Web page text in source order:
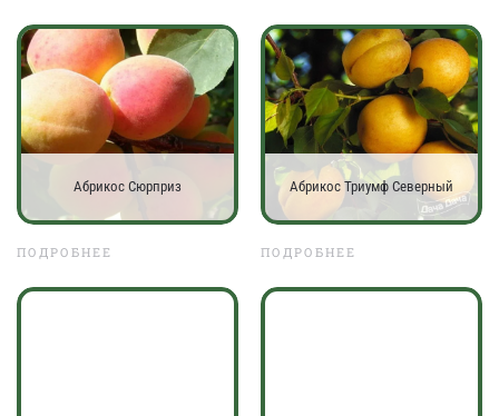
Абрикос Сюрприз
ПОДРОБНЕЕ
Абрикос Триумф Северный
ПОДРОБНЕЕ